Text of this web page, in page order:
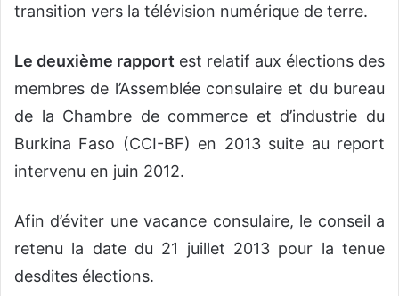
transition vers la télévision numérique de terre.
Le deuxième rapport est relatif aux élections des
membres de l’Assemblée consulaire et du bureau
de la Chambre de commerce et d’industrie du
Burkina Faso (CCI-BF) en 2013 suite au report
intervenu en juin 2012.
Afin d’éviter une vacance consulaire, le conseil a
retenu la date du 21 juillet 2013 pour la tenue
desdites élections.